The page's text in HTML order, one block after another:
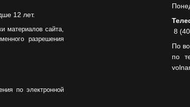
12 лет.
материалов сайта,
разрешения
по электронной
8
По
по